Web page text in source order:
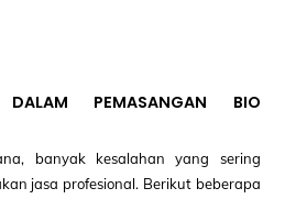
PEMASANGAN BIO
banyak kesalahan yang sering
jasa profesional. Berikut beberapa